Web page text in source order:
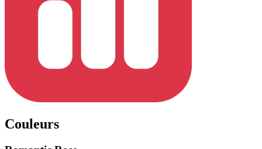
Couleurs